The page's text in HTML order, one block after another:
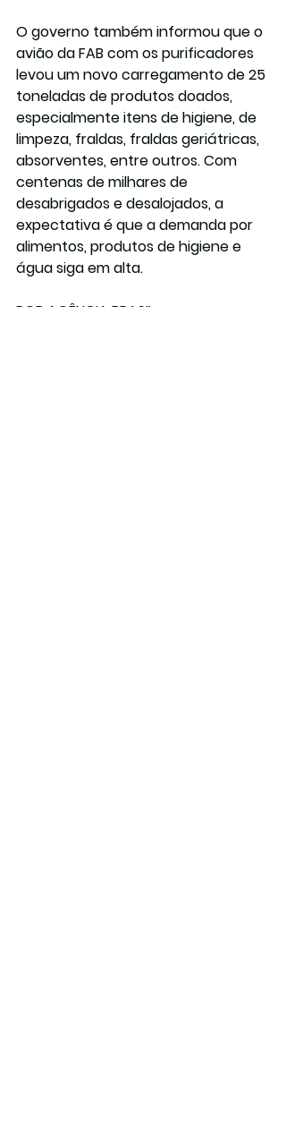
O governo também informou que o
avião da FAB com os purificadores
levou um novo carregamento de 25
toneladas de produtos doados,
especialmente itens de higiene, de
limpeza, fraldas, fraldas geriátricas,
absorventes, entre outros. Com
centenas de milhares de
desabrigados e desalojados, a
expectativa é que a demanda por
alimentos, produtos de higiene e
água siga em alta.
POR AGÊNCIA BRASIL